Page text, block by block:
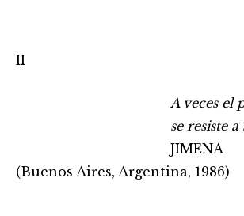
II
A veces el
se resiste
(Buenos Aires, Argentina, 1986)